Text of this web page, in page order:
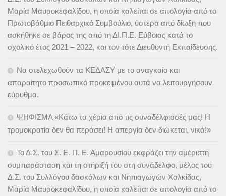
Μαρία Μαυροκεφαλίδου, η οποία καλείται σε απολογία από το
Πρωτοβάθμιο Πειθαρχικό Συμβούλιο, ύστερα από δίωξη που
ασκήθηκε σε βάρος της από τη ΔΙ.Π.Ε. Εύβοιας κατά το
σχολικό έτος 2021 – 2022, και τον τότε Διευθυντή Εκπαίδευσης.
Να στελεχωθούν τα ΚΕΔΑΣΥ με το αναγκαίο και
απαραίτητο προσωπικό προκειμένου αυτά να λειτουργήσουν
εύρυθμα.
ΨΗΦΙΣΜΑ «Κάτω τα χέρια από τις συναδέλφισσές μας! Η
τρομοκρατία δεν θα περάσει! Η απεργία δεν διώκεται, νικά!»
Το Δ.Σ. του Σ. Ε. Π. Ε. Αμαρουσίου εκφράζει την αμέριστη
συμπαράσταση και τη στήριξή του στη συνάδελφο, μέλος του
Δ.Σ. του Συλλόγου δασκάλων και Νηπιαγωγών Χαλκίδας,
Μαρία Μαυροκεφαλίδου, η οποία καλείται σε απολογία από το